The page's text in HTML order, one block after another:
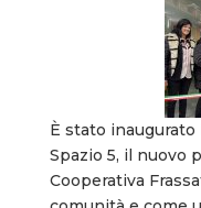
È stato inaugurato
Spazio 5, il nuovo
Cooperativa